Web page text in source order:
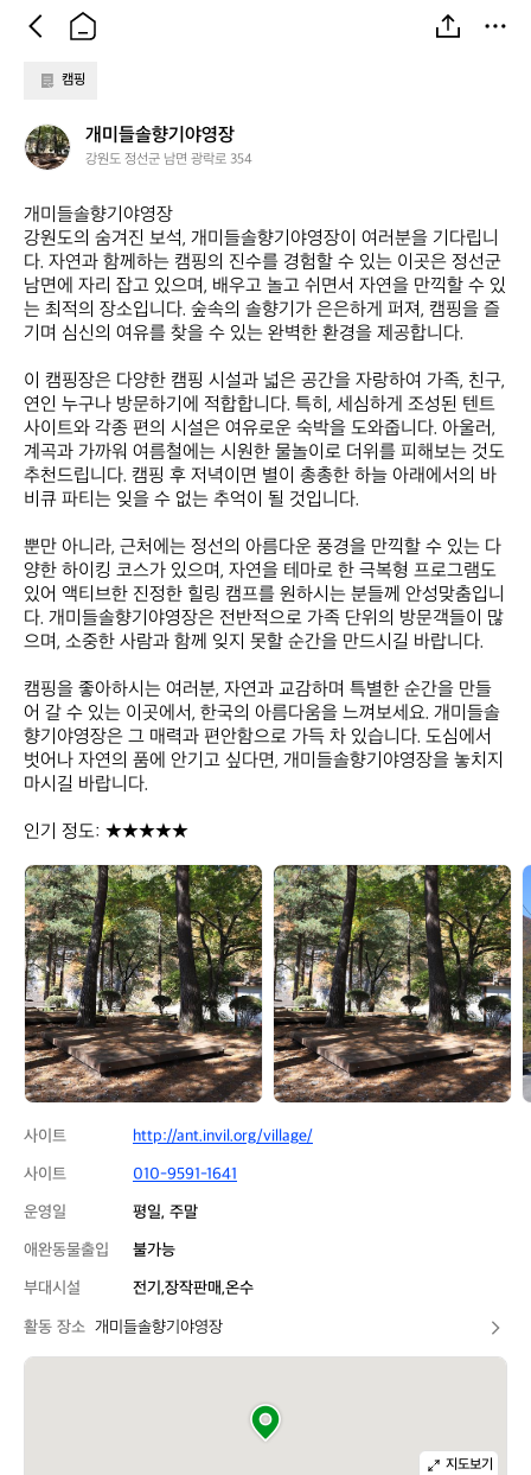
캠핑
개
미
솔
향
기
야
영
장
개미들솔향기야영장
강원도 정선군 남면 광락로 354
개미들솔향기야영장
강원도의 숨겨진 보석, 개미들솔향기야영장이 여러분을 기다립니
다. 자연과 함께하는 캠핑의 진수를 경험할 수 있는 이곳은 정선군
남면에 자리 잡고 있으며, 배우고 놀고 쉬면서 자연을 만끽할 수 있
는 최적의 장소입니다. 숲속의 솔향기가 은은하게 퍼져, 캠핑을 즐
기며 심신의 여유를 찾을 수 있는 완벽한 환경을 제공합니다.
이 캠핑장은 다양한 캠핑 시설과 넓은 공간을 자랑하여 가족, 친구,
연인 누구나 방문하기에 적합합니다. 특히, 세심하게 조성된 텐트
사이트와 각종 편의 시설은 여유로운 숙박을 도와줍니다. 아울러,
계곡과 가까워 여름철에는 시원한 물놀이로 더위를 피해보는 것도
추천드립니다. 캠핑 후 저녁이면 별이 총총한 하늘 아래에서의 바
비큐 파티는 잊을 수 없는 추억이 될 것입니다.
뿐만 아니라, 근처에는 정선의 아름다운 풍경을 만끽할 수 있는 다
양한 하이킹 코스가 있으며, 자연을 테마로 한 극복형 프로그램도
있어 액티브한 진정한 힐링 캠프를 원하시는 분들께 안성맞춤입니
다. 개미들솔향기야영장은 전반적으로 가족 단위의 방문객들이 많
으며, 소중한 사람과 함께 잊지 못할 순간을 만드시길 바랍니다.
캠핑을 좋아하시는 여러분, 자연과 교감하며 특별한 순간을 만들
어 갈 수 있는 이곳에서, 한국의 아름다움을 느껴보세요. 개미들솔
향기야영장은 그 매력과 편안함으로 가득 차 있습니다. 도심에서
벗어나 자연의 품에 안기고 싶다면, 개미들솔향기야영장을 놓치지
마시길 바랍니다.
인기 정도: ★★★★★
개
미
들
솔
향
기
야
영
장
개
미
들
솔
향
기
야
영
장
사이트
http://ant.invil.org/village/
사이트
010-9591-1641
운영일
평일, 주말
애완동물출입
불가능
부대시설
전기,장작판매,온수
활동 장소 개미들솔향기야영장
지도보기